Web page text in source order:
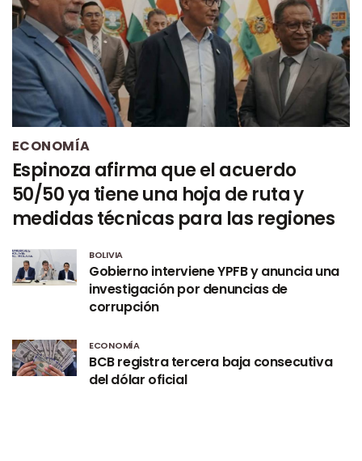
ECONOMÍA
Espinoza afirma que el acuerdo
50/50 ya tiene una hoja de ruta y
medidas técnicas para las regiones
BOLIVIA
Gobierno interviene YPFB y anuncia una
investigación por denuncias de
corrupción
ECONOMÍA
BCB registra tercera baja consecutiva
del dólar oficial